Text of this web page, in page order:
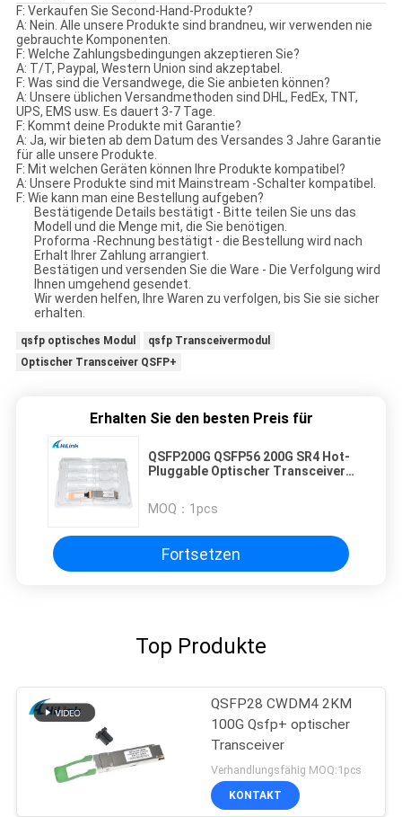
F: Verkaufen Sie Second-Hand-Produkte?
A: Nein. Alle unsere Produkte sind brandneu, wir verwenden nie
gebrauchte Komponenten.
F: Welche Zahlungsbedingungen akzeptieren Sie?
A: T/T, Paypal, Western Union sind akzeptabel.
F: Was sind die Versandwege, die Sie anbieten können?
A: Unsere üblichen Versandmethoden sind DHL, FedEx, TNT,
UPS, EMS usw. Es dauert 3-7 Tage.
F: Kommt deine Produkte mit Garantie?
A: Ja, wir bieten ab dem Datum des Versandes 3 Jahre Garantie
für alle unsere Produkte.
F: Mit welchen Geräten können Ihre Produkte kompatibel?
A: Unsere Produkte sind mit Mainstream -Schalter kompatibel.
F: Wie kann man eine Bestellung aufgeben?
Bestätigende Details bestätigt - Bitte teilen Sie uns das
Modell und die Menge mit, die Sie benötigen.
Proforma -Rechnung bestätigt - die Bestellung wird nach
Erhalt Ihrer Zahlung arrangiert.
Bestätigen und versenden Sie die Ware - Die Verfolgung wird
Ihnen umgehend gesendet.
Wir werden helfen, Ihre Waren zu verfolgen, bis Sie sie sicher
erhalten.
qsfp optisches Modul
qsfp Transceivermodul
Optischer Transceiver QSFP+
Erhalten Sie den besten Preis für
QSFP200G QSFP56 200G SR4 Hot-
Pluggable Optischer Transceiver
MPO12 Multimode Faser RoHS-
konform High Speed für
MOQ： 1pcs
Fortsetzen
Top Produkte
QSFP28 CWDM4 2KM
100G Qsfp+ optischer
Transceiver
Verhandlungsfähig MOQ:1pcs
KONTAKT